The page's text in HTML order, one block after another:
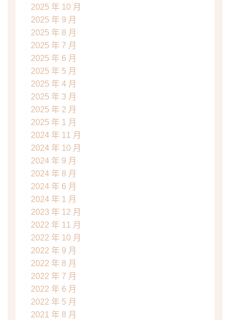
2025 年 10 月
2025 年 9 月
2025 年 8 月
2025 年 7 月
2025 年 6 月
2025 年 5 月
2025 年 4 月
2025 年 3 月
2025 年 2 月
2025 年 1 月
2024 年 11 月
2024 年 10 月
2024 年 9 月
2024 年 8 月
2024 年 6 月
2024 年 1 月
2023 年 12 月
2022 年 11 月
2022 年 10 月
2022 年 9 月
2022 年 8 月
2022 年 7 月
2022 年 6 月
2022 年 5 月
2021 年 8 月